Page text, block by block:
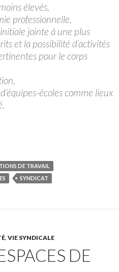
élevés,
professionnelle,
jointe à une plus
et la possibilité d’activités
pour le corps
écoles comme lieux
DE TRAVAIL
SYNDICAT
, VIE SYNDICALE
DE